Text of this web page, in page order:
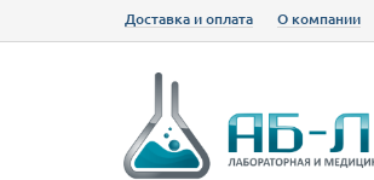
Доставка и оплата О компании